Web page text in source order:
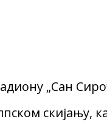
„Сан
скијању,